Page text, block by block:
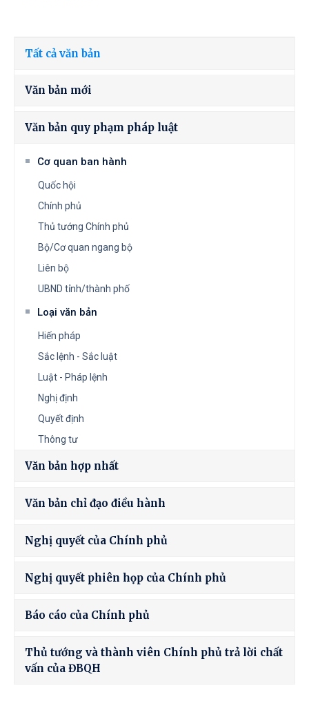
Tất cả văn bản
Văn bản mới
Văn bản quy phạm pháp luật
Cơ quan ban hành
Quốc hội
Chính phủ
Thủ tướng Chính phủ
Bộ/Cơ quan ngang bộ
Liên bộ
UBND tỉnh/thành phố
Loại văn bản
Hiến pháp
Sắc lệnh - Sắc luật
Luật - Pháp lệnh
Nghị định
Quyết định
Thông tư
Văn bản hợp nhất
Văn bản chỉ đạo điều hành
Nghị quyết của Chính phủ
Nghị quyết phiên họp của Chính phủ
Báo cáo của Chính phủ
Thủ tướng và thành viên Chính phủ trả lời chất
vấn của ĐBQH